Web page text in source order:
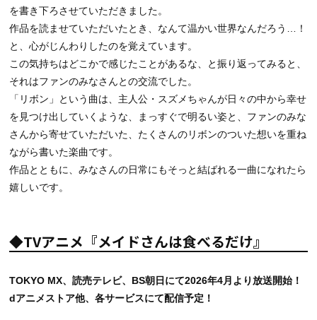
を書き下ろさせていただきました。
作品を読ませていただいたとき、なんて温かい世界なんだろう…！
と、心がじんわりしたのを覚えています。
この気持ちはどこかで感じたことがあるな、と振り返ってみると、
それはファンのみなさんとの交流でした。
「リボン」という曲は、主人公・スズメちゃんが日々の中から幸せ
を見つけ出していくような、まっすぐで明るい姿と、ファンのみな
さんから寄せていただいた、たくさんのリボンのついた想いを重ね
ながら書いた楽曲です。
作品とともに、みなさんの日常にもそっと結ばれる一曲になれたら
嬉しいです。
◆TVアニメ『メイドさんは食べるだけ』
TOKYO MX、読売テレビ、BS朝日にて2026年4月より放送開始！
dアニメストア他、各サービスにて配信予定！